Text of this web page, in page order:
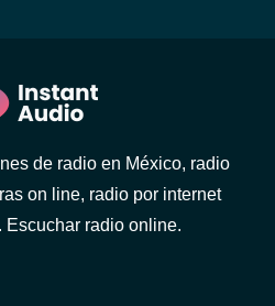
de radio en México, radio
on line, radio por internet
Escuchar radio online.